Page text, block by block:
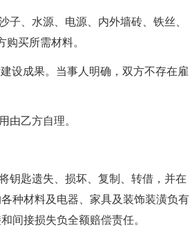
子、水源、电源、内外墙砖、铁丝、
买所需材料。
设成果。当事人明确，双方不存在雇
由乙方自理。
钥匙遗失、损坏、复制、转借，并在
种材料及电器、家具及装饰装潢负有
间接损失负全额赔偿责任。